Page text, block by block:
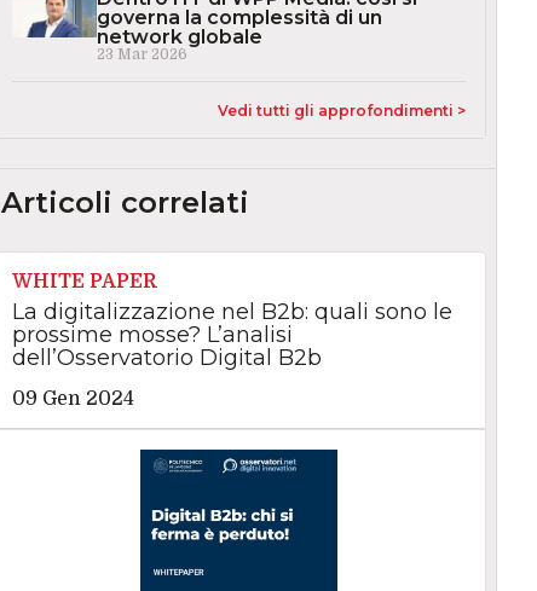
governa la complessità di un
network globale
23 Mar 2026
Vedi tutti gli approfondimenti >
Articoli correlati
WHITE PAPER
La digitalizzazione nel B2b: quali sono le
prossime mosse? L’analisi
dell’Osservatorio Digital B2b
09 Gen 2024